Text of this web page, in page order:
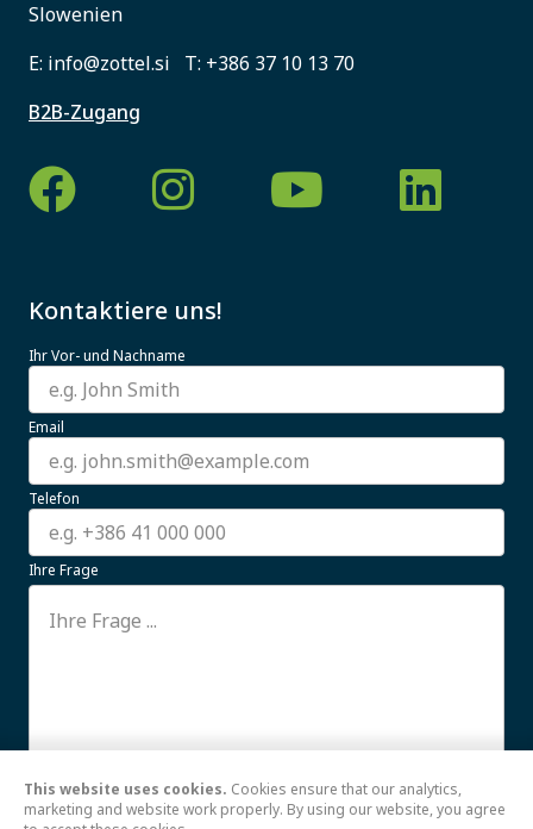
Slowenien
E: info@zottel.si T: +386 37 10 13 70
B2B-Zugang
Kontaktiere uns!
Ihr Vor- und Nachname
Email
Telefon
Ihre Frage
Ich stimme der Verwendung meiner hierWeiterlesen
This website uses cookies. Cookies ensure that our analytics,
marketing and website work properly. By using our website, you agree